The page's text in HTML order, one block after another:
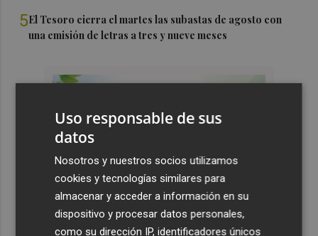
5El Tesoro cierra el martes las subastas de agosto con
una emisión de letras a tres y nueve meses
Uso responsable de sus
datos
Nosotros y nuestros socios utilizamos
cookies y tecnologías similares para
almacenar y acceder a información en su
dispositivo y procesar datos personales,
como su dirección IP, identificadores únicos